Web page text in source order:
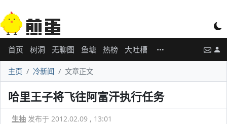
首页 树洞 无聊图 鱼塘 热榜 大吐槽
主页 冷新闻 文章正文
哈里王子将飞往阿富汗执行任务
生抽 发布于 2012.02.09 , 13:01